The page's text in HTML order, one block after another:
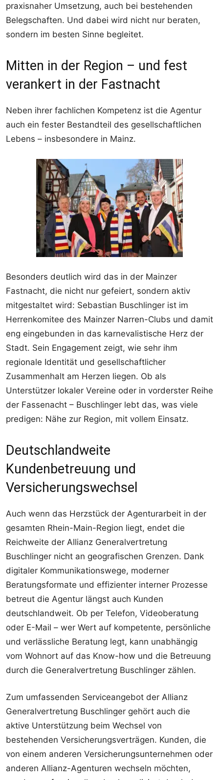
praxisnaher Umsetzung, auch bei bestehenden
Belegschaften. Und dabei wird nicht nur beraten,
sondern im besten Sinne begleitet.
Mitten in der Region – und fest
verankert in der Fastnacht
Neben ihrer fachlichen Kompetenz ist die Agentur
auch ein fester Bestandteil des gesellschaftlichen
Lebens – insbesondere in Mainz.
Besonders deutlich wird das in der Mainzer
Fastnacht, die nicht nur gefeiert, sondern aktiv
mitgestaltet wird: Sebastian Buschlinger ist im
Herrenkomitee des Mainzer Narren-Clubs und damit
eng eingebunden in das karnevalistische Herz der
Stadt. Sein Engagement zeigt, wie sehr ihm
regionale Identität und gesellschaftlicher
Zusammenhalt am Herzen liegen. Ob als
Unterstützer lokaler Vereine oder in vorderster Reihe
der Fassenacht – Buschlinger lebt das, was viele
predigen: Nähe zur Region, mit vollem Einsatz.
Deutschlandweite
Kundenbetreuung und
Versicherungswechsel
Auch wenn das Herzstück der Agenturarbeit in der
gesamten Rhein-Main-Region liegt, endet die
Reichweite der Allianz Generalvertretung
Buschlinger nicht an geografischen Grenzen. Dank
digitaler Kommunikationswege, moderner
Beratungsformate und effizienter interner Prozesse
betreut die Agentur längst auch Kunden
deutschlandweit. Ob per Telefon, Videoberatung
oder E-Mail – wer Wert auf kompetente, persönliche
und verlässliche Beratung legt, kann unabhängig
vom Wohnort auf das Know-how und die Betreuung
durch die Generalvertretung Buschlinger zählen.
Zum umfassenden Serviceangebot der Allianz
Generalvertretung Buschlinger gehört auch die
aktive Unterstützung beim Wechsel von
bestehenden Versicherungsverträgen. Kunden, die
von einem anderen Versicherungsunternehmen oder
anderen Allianz-Agenturen wechseln möchten,